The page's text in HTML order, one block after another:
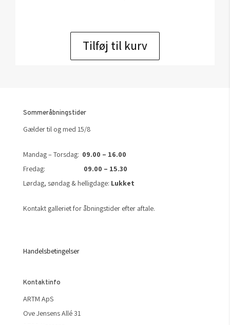
Tilføj til kurv
Sommeråbningstider
Gælder til og med 15/8
Mandag – Torsdag: 09.00 – 16.00
Fredag: 09.00 – 15.30
Lørdag, søndag & helligdage: Lukket
Kontakt galleriet for åbningstider efter aftale.
Handelsbetingelser
Kontaktinfo
ARTM ApS
Ove Jensens Allé 31